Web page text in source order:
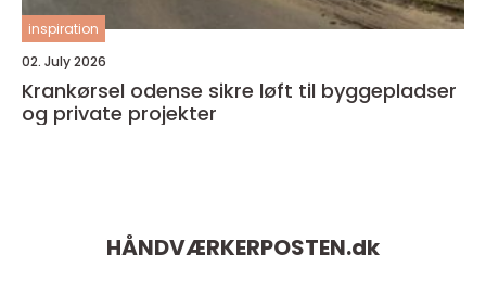
inspiration
02. July 2026
Krankørsel odense sikre løft til byggepladser
og private projekter
HÅNDVÆRKERPOSTEN.dk